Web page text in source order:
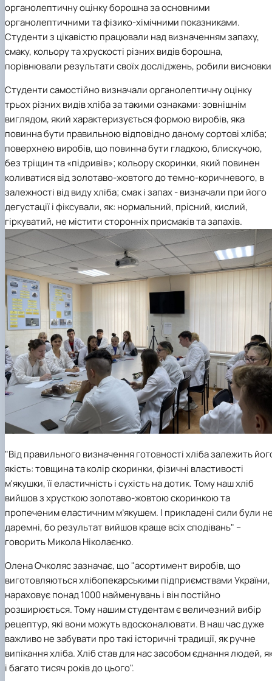
органолептичну оцінку борошна за основними
органолептичними та фізико-хімічними показниками.
Студенти з цікавістю працювали над визначенням запаху,
смаку, кольору та хрускості різних видів борошна,
порівнювали результати своїх досліджень, робили
Студенти самостійно визначали органолептичну оцінку
трьох різних видів хліба за такими ознаками: зовнішнім
виглядом, який характеризується формою виробів, яка
повинна бути правильною відповідно даному сортові хліба;
поверхнею виробів, що повинна бути гладкою, блискучою,
без тріщин та «підривів»; кольору скоринки, який повинен
коливатися від золотаво-жовтого до темно-коричневого, в
залежності від виду хліба; смак і запах - визначали при його
дегустації і фіксували, як: нормальний, прісний, кислий,
гіркуватий, не містити сторонніх присмаків та запахів.
"Від правильного визначення готовності хліба залежить
якість: товщина та колір скоринки, фізичні властивості
м'якушки, її еластичність і сухість на дотик. Тому наш хліб
вийшов з хрусткою золотаво-жовтою скоринкою та
пропеченим еластичним м’якушем. І прикладені сили були
даремні, бо результат вийшов краще всіх сподівань" –
говорить Микола Ніколаєнко.
Олена Очколясзазначає, що "асортимент виробів, що
виготовляються хлібопекарськими підприємствами України,
нараховує понад 1000 найменувань і він постійно
розширюється. Тому нашим студентам є величезний вибір
рецептур, які вони можуть вдосконалювати. В наш час дуже
важливо не забувати про такі історичні традиції, як ручне
випікання хліба. Хліб став для нас засобом єднання людей,
і багато тисяч років до цього".